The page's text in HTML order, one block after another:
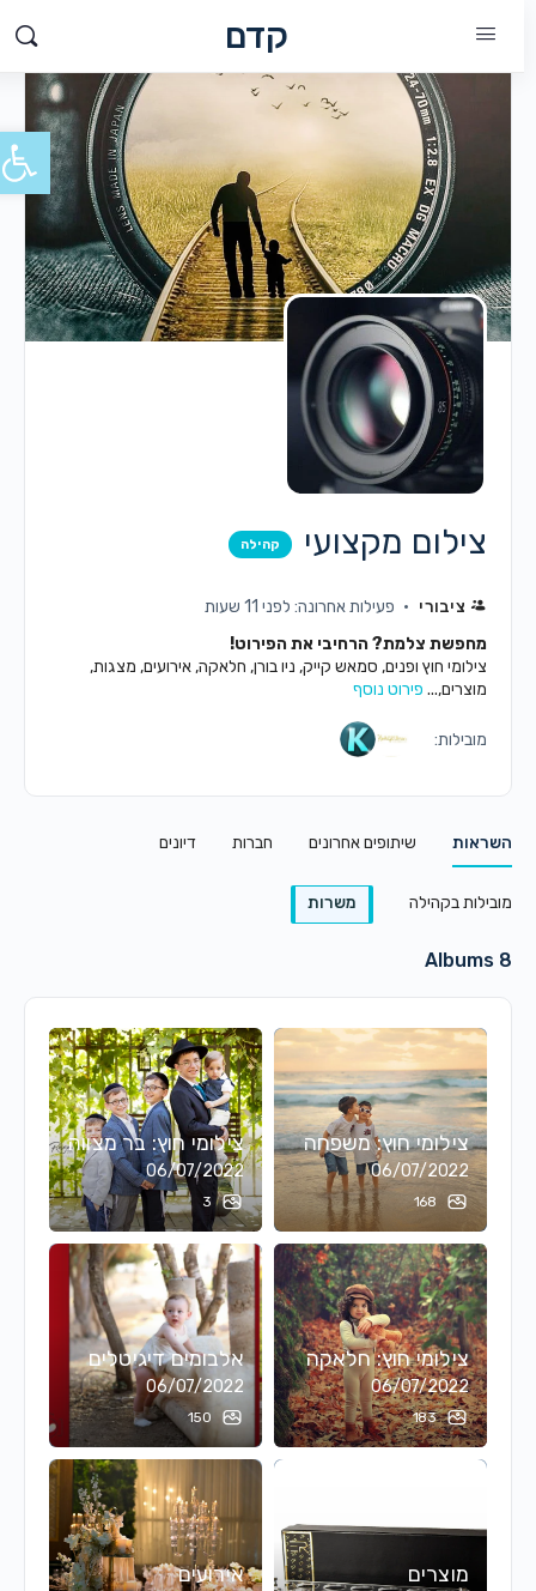
קדם
צילום מקצועי קהילה
ציבורי
פעילות אחרונה: לפני 11 שעות
מחפשת צלמת? הרחיבי את הפירוט!
צילומי חוץ ופנים, סמאש קייק, ניו בורן, חלאקה, אירועים, מצגות,
מוצרים,...פירוט נוסף
מובילות:
השראות שיתופים אחרונים חברות דיונים
מובילות בקהילה משרות
8
Albums
צילומי חוץ: משפחה
06/07/2022
168
צילומי חוץ: בר מצווה
06/07/2022
3
צילומי חוץ: חלאקה
06/07/2022
183
אלבומים דיגיטלים
06/07/2022
150
מוצרים אירועים
פתח